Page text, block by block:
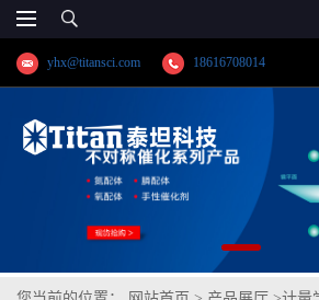
yhx@titansci.com 18616708014